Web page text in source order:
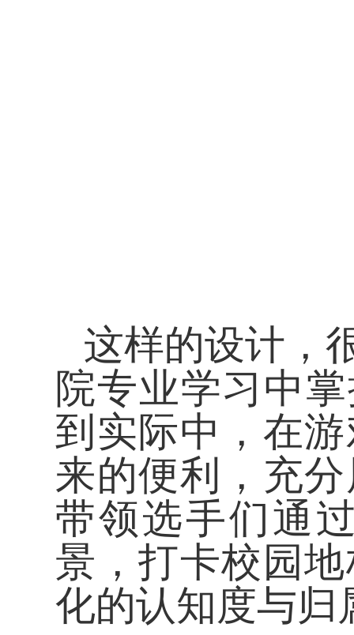
这样的设计，
院专业学习中
到实际中，在
来的便利，充
带领选手们通
景，打卡校园
化的认知度与归